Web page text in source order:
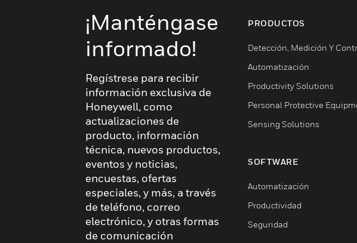
¡Manténgase
informado!
Regístrese para recibir
información exclusiva de
Honeywell, como
actualizaciones de
producto, información
técnica, nuevos productos,
eventos y noticias,
encuestas, ofertas
especiales, y más, a través
de teléfono, correo
electrónico, y otras formas
de comunicación
PRODUCTOS
Detección, Medición Y
Automatización
Productivity Solutions
Personal Protective
Sensing Solutions
SOFTWARE
Automatización
Productividad
Seguridad